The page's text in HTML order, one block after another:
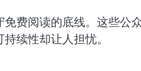
费阅读的底线。这些公
续性却让人担忧。